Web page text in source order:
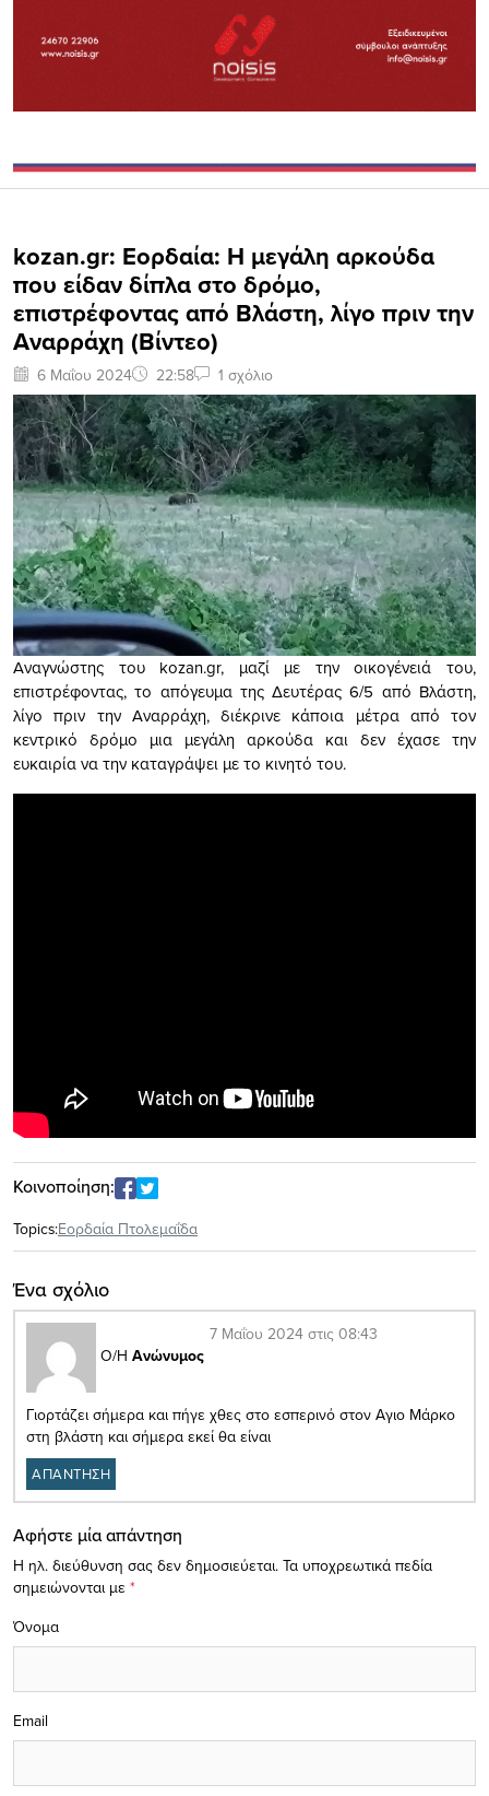
kozan.gr: Εορδαία: Η μεγάλη αρκούδα
που είδαν δίπλα στο δρόμο,
επιστρέφοντας από Βλάστη, λίγο πριν την
Αναρράχη (Βίντεο)
6 Μαΐου 2024 22:58 1 σχόλιο
Αναγνώστης του kozan.gr, μαζί με την οικογένειά του,
επιστρέφοντας, το απόγευμα της Δευτέρας 6/5 από Βλάστη,
λίγο πριν την Αναρράχη, διέκρινε κάποια μέτρα από τον
κεντρικό δρόμο μια μεγάλη αρκούδα και δεν έχασε την
ευκαιρία να την καταγράψει με το κινητό του.
Κοινοποίηση:
Topics:Εορδαία Πτολεμαΐδα
Ένα σχόλιο
Ο/Η Ανώνυμος
7 Μαΐου 2024 στις 08:43
Γιορτάζει σήμερα και πήγε χθες στο εσπερινό στον Αγιο Μάρκο
στη βλάστη και σήμερα εκεί θα είναι
ΑΠΑΝΤΗΣΗ
Αφήστε μία απάντηση
Η ηλ. διεύθυνση σας δεν δημοσιεύεται. Τα υποχρεωτικά πεδία
σημειώνονται με *
Όνομα
Email